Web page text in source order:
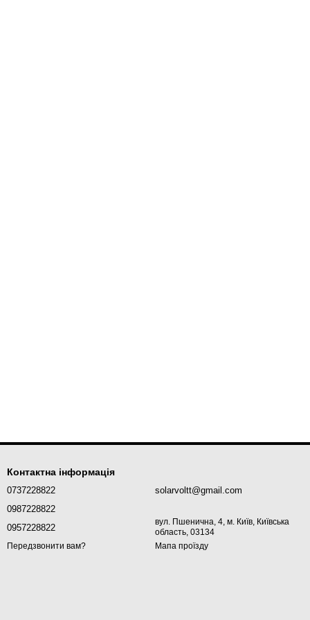
Контактна інформація
0737228822
0987228822
0957228822
Передзвонити вам?
solarvoltt@gmail.com
вул. Пшенична, 4, м. Київ, Київська
область, 03134
Мапа проїзду